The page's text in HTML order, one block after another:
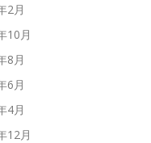
2月
10月
8月
6月
4月
12月